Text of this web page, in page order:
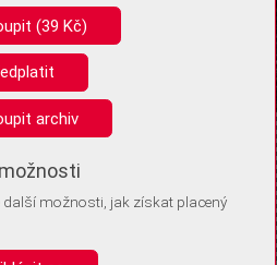
ukládat žádné informace
vás ale požádali o souhlas s
jedná o stejné zařízení, a
do vašeho zařízení, abychom se
je kdykoli později upravit ve Správě
(39 Kč)
archiv
další možnosti, jak získat placený